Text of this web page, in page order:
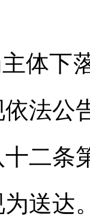
体下
法公
二条
送达